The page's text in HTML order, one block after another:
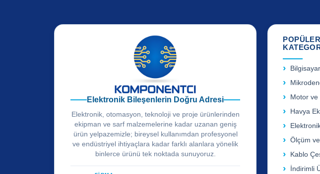
Elektronik Bileşenlerin Doğru Adresi
Elektronik, otomasyon, teknoloji ve proje ürünlerinden
ekipman ve sarf malzemelerine kadar uzanan geniş
ürün yelpazemizle; bireysel kullanımdan profesyonel
ve endüstriyel ihtiyaçlara kadar farklı alanlara yönelik
binlerce ürünü tek noktada sunuyoruz.
POPÜLER
Motor
Havya
Ölçüm
Kablo
İndirimli